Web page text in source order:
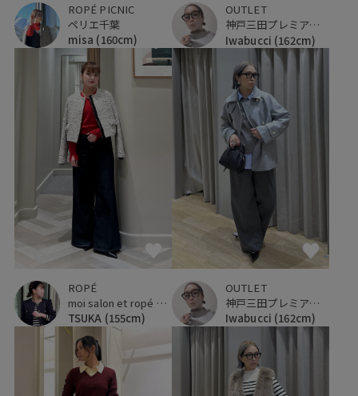
ROPÉ PICNIC
ペリエ千葉
misa (160cm)
OUTLET
神戸三田プレミアム・アウトレット
Iwabucci (162cm)
ROPÉ
moi salon et ropé 京都高島屋
TSUKA (155cm)
OUTLET
神戸三田プレミアム・アウトレット
Iwabucci (162cm)